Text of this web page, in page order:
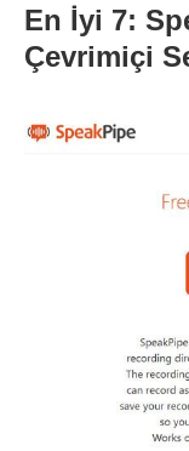
En İyi 7:
Çevrimiçi